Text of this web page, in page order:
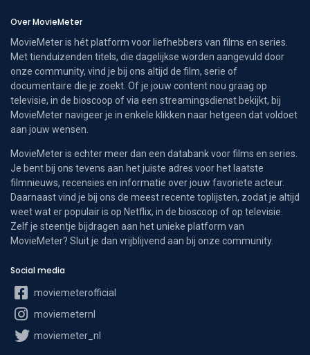
Over MovieMeter
MovieMeter is hét platform voor liefhebbers van films en series.
Met tienduizenden titels, die dagelijkse worden aangevuld door
onze community, vind je bij ons altijd de film, serie of
documentaire die je zoekt. Of je jouw content nou graag op
televisie, in de bioscoop of via een streamingsdienst bekijkt, bij
MovieMeter navigeer je in enkele klikken naar hetgeen dat voldoet
aan jouw wensen.
MovieMeter is echter meer dan een databank voor films en series.
Je bent bij ons tevens aan het juiste adres voor het laatste
filmnieuws, recensies en informatie over jouw favoriete acteur.
Daarnaast vind je bij ons de meest recente toplijsten, zodat je altijd
weet wat er populair is op Netflix, in de bioscoop of op televisie.
Zelf je steentje bijdragen aan het unieke platform van
MovieMeter? Sluit je dan vrijblijvend aan bij onze community.
Social media
moviemeterofficial
moviemeternl
moviemeter_nl